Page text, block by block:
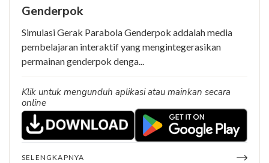
Genderpok
Simulasi Gerak Parabola Genderpok addalah media
pembelajaran interaktif yang mengintegerasikan
permainan genderpok denga...
Klik untuk mengunduh aplikasi atau mainkan secara
online
SELENGKAPNYA